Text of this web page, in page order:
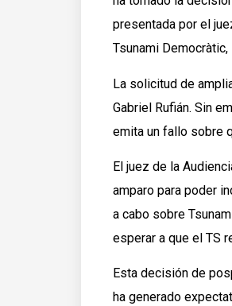
presentada por el
Tsunami
La solicitud de
Gabriel Rufián. Sin
emita un fallo sobre
El juez de la
amparo para poder
a cabo sobre
esperar a que el TS
Esta decisión de
ha generado